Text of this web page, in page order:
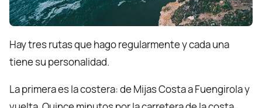
Hay tres rutas que hago regularmente y cada una
tiene su personalidad.
La primera es la costera: de Mijas Costa a Fuengirola y